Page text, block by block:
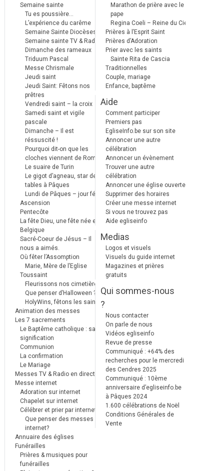
Semaine sainte
Tu es poussière…
L’expérience du carême
Semaine Sainte Diocèses
Semaine sainte TV & Radio
Dimanche des rameaux
Triduum Pascal
Messe Chrismale
Jeudi saint
Jeudi Saint: Fêtons nos
prêtres
Vendredi saint – la croix
Samedi saint et vigile
pascale
Dimanche – Il est
réssuscité !
Pourquoi dit-on que les
cloches viennent de Rome ?
Le suaire de Turin
Le gigot d’agneau, star des
tables à Pâques
Lundi de Pâques – jour férié
Ascension
Pentecôte
La fête Dieu, une fête née en
Belgique
Sacré-Coeur de Jésus – Il
nous a aimés.
Où fêter l’Assomption
Marie, Mère de l’Eglise
Toussaint
Fleurissons nos cimetières
Que penser d’Halloween ?
HolyWins, fêtons les saints !
Animation des messes
Les 7 sacrements
Le Baptême catholique : sa
signification
Communion
La confirmation
Le Mariage
Messes TV & Radio en direct
Messe internet
Adoration sur internet
Chapelet sur internet
Célébrer et prier par internet
Que penser des messes
internet?
Annuaire des églises
Funérailles
Prières & musiques pour
funérailles
Marathon de prière avec le
pape
Regina Coeli – Reine du Ciel
Prières à l’Esprit Saint
Prières d’Adoration
Prier avec les saints
Sainte Rita de Cascia
Traditionnelles
Couple, mariage
Enfance, baptême
Aide
Comment participer
Premiers pas
EgliseInfo.be sur son site
Annoncer une autre
célébration
Annoncer un évènement
Trouver une autre
célébration
Annoncer une église ouverte
Supprimer des horaires
Créer une messe internet
Si vous ne trouvez pas
Aide egliseinfo
Medias
Logos et visuels
Visuels du guide internet
Magazines et prières
gratuits
Qui sommes-nous
?
Nous contacter
On parle de nous
Vidéos egliseinfo
Revue de presse
Communiqué : +64% des
recherches pour le mercredi
des Cendres 2025
Communiqué : 10ème
anniversaire d’egliseinfo.be
à Pâques 2024
1.600 célébrations de Noël
Conditions Générales de
Vente